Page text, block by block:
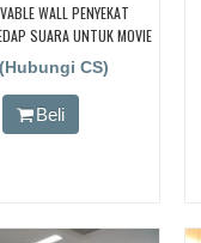
WALL PENYEKAT
SUARA UNTUK MOVIE
ROOM
CS)
Beli